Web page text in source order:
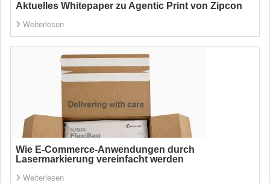
Aktuelles Whitepaper zu Agentic Print von Zipcon
Weiterlesen
Wie E-Commerce-Anwendungen durch
Lasermarkierung vereinfacht werden
Weiterlesen